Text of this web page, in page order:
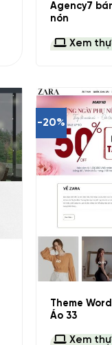
Agency7
nón
Xem
-20%
+
Theme
Áo 33
Xem